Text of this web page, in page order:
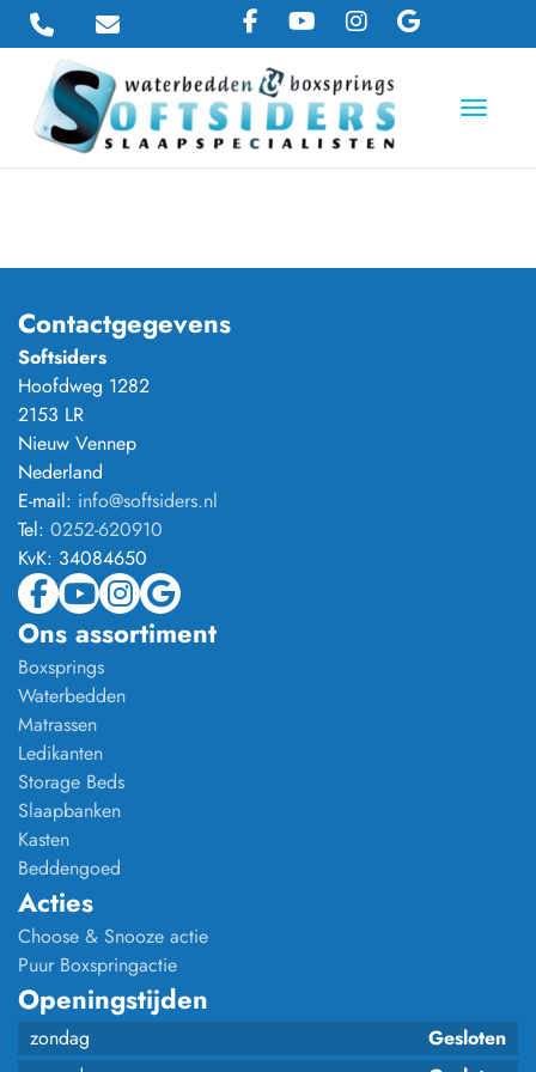
Toggle
Contactgegevens
Softsiders
Hoofdweg 1282
2153 LR
Nieuw Vennep
Nederland
E-mail: info@softsiders.nl
Tel: 0252-620910
KvK: 34084650
Ons assortiment
Boxsprings
Waterbedden
Matrassen
Ledikanten
Storage Beds
Slaapbanken
Kasten
Beddengoed
Acties
Choose & Snooze actie
Puur Boxspringactie
Openingstijden
zondag
Gesloten